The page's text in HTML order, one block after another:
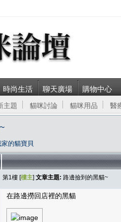
時尚生活 聊天廣場 購物中心
主題 貓咪討論 貓咪用品 醫
家的貓寶貝
第1樓 [樓主] 文章主題: 路邊撿到的黑貓~
在路邊撈回店裡的黑貓